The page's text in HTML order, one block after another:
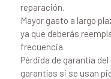
reparación.
Mayor gasto a largo
ya que deberás
frecuencia.
Pérdida de garantía
garantías si se usan